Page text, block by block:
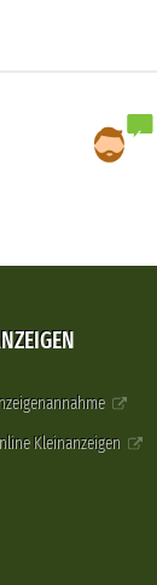
Kleinanzeigen